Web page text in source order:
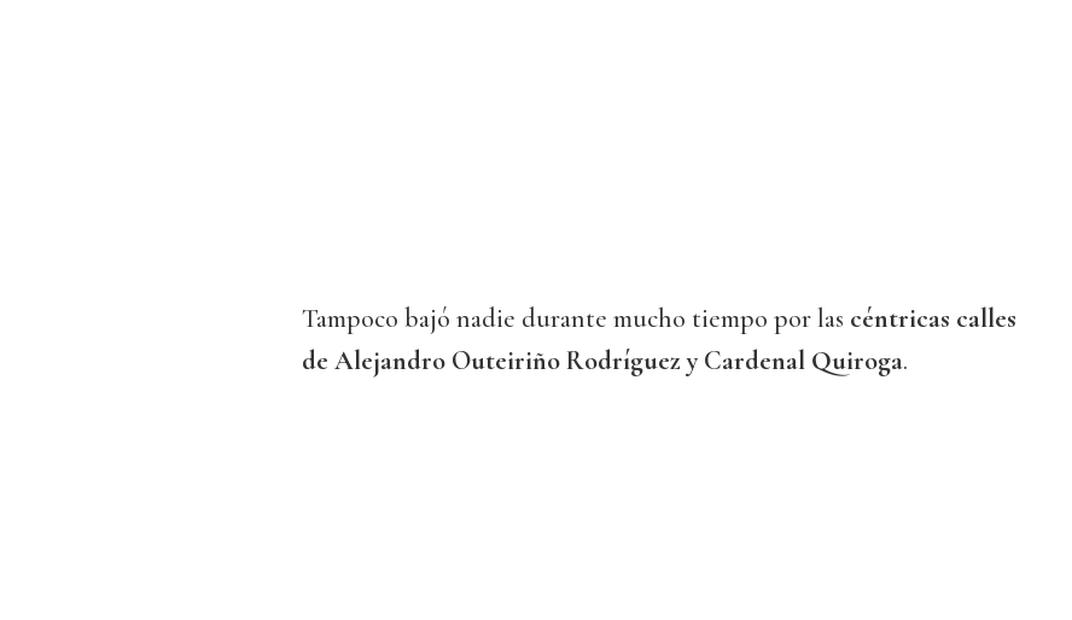
Tampoco bajó nadie durante mucho tiempo por las céntricas calles
de Alejandro Outeiriño Rodríguez y Cardenal Quiroga.